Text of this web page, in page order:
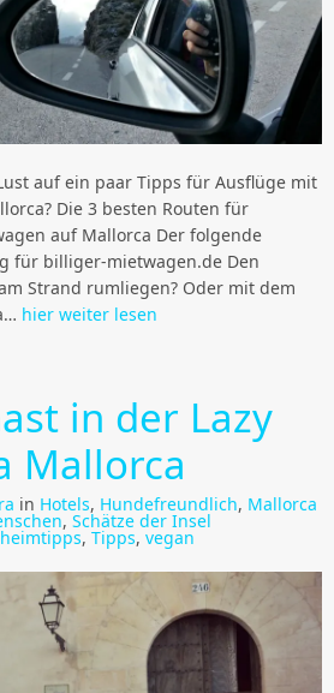
auf ein paar Tipps für Ausflüge mit
Die 3 besten Routen für
auf Mallorca Der folgende
für billiger-mietwagen.de Den
Strand rumliegen? Oder mit dem
hier weiter lesen
in der Lazy
Mallorca
in Hotels, Hundefreundlich, Mallorca
, Schätze der Insel
, Tipps, vegan